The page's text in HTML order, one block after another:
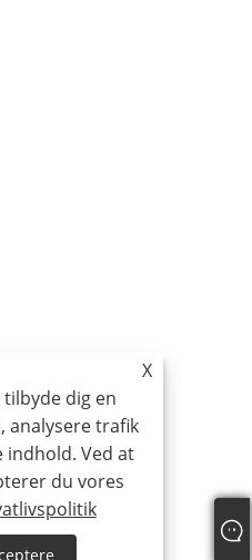
X
dig en
analysere trafik
indhold. Ved at
du vores